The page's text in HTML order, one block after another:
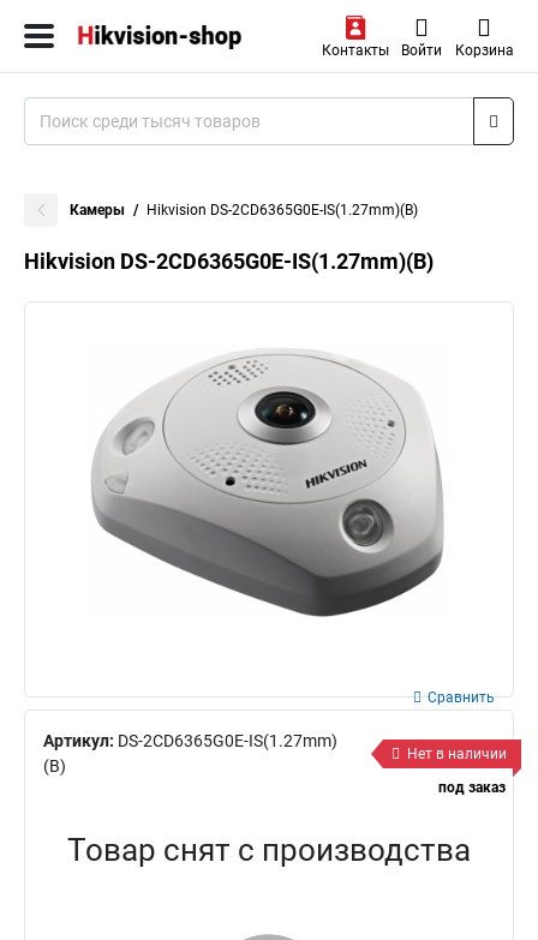
Контакты Войти Корзина
Камеры Hikvision DS-2CD6365G0E-IS(1.27mm)(B)
Hikvision DS-2CD6365G0E-IS(1.27mm)(B)
Артикул: DS-2CD6365G0E-IS(1.27mm)
(B)
Сравнить
Нет в наличии
под заказ
Товар снят с производства